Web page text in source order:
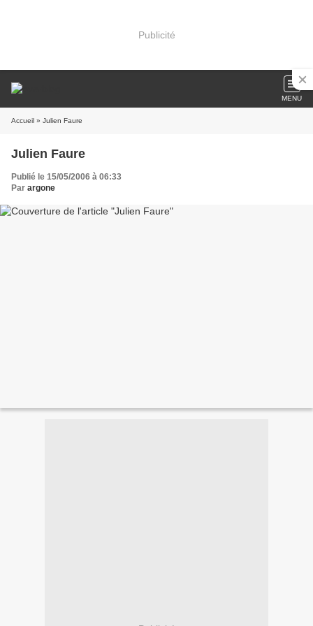
Publicité
MENU
Accueil » Julien Faure
Julien Faure
Publié le 15/05/2006 à 06:33
Par argone